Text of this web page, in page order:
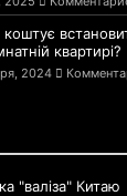
коштує
квартирі?
2024
"валіза" Китаю